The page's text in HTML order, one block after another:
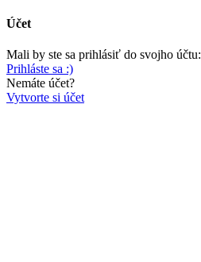
Účet
Mali by ste sa prihlásiť do svojho účtu:
Prihláste sa :)
Nemáte účet?
Vytvorte si účet